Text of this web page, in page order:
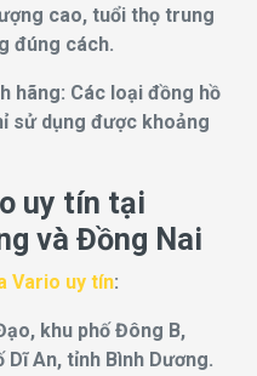
cao, tuổi thọ trung
đúng cách.
hãng: Các loại đồng hồ
sử dụng được khoảng
uy tín tại
và Đồng Nai
Vario uy tín:
khu phố Đông B,
An, tỉnh Bình Dương.